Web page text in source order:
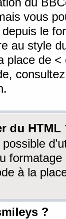
vous
le
au style
place de <
du HTML
possible
à la
?